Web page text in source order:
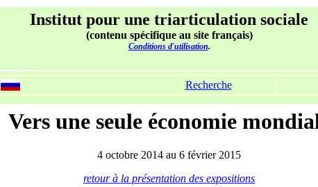
Institut pour une triarticulation sociale
(contenu spécifique au site français)
Conditions d'utilisation.
Recherche
Vers une seule économie
4 octobre 2014 au 6 février 2015
retour à la présentation des expositions